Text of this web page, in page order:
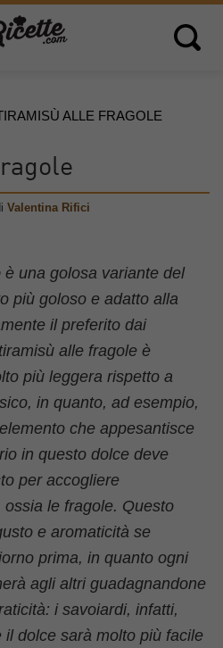
Open
ALLE FRAGOLE
Valentina Rifici
è una golosa variante del
più goloso e adatto alla
il preferito dai
alle fragole è
più leggera rispetto a
in quanto, ad esempio,
che appesantisce
in questo dolce deve
per accogliere
ossia le fragole. Questo
e aromaticità se
prima, in quanto ogni
agli altri guadagnandone
i savoiardi, infatti,
dolce sarà molto più facile